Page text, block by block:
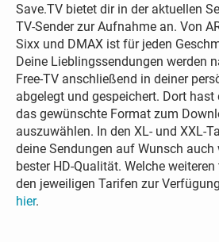
Save.TV bietet dir in der aktuellen
TV-Sender zur Aufnahme an. Von
Sixx und DMAX ist für jeden
Deine Lieblingssendungen werden
Free-TV anschließend in deiner
abgelegt und gespeichert. Dort
das gewünschte Format zum
auszuwählen. In den XL- und XXL-
deine Sendungen auf Wunsch auch
bester HD-Qualität. Welche
den jeweiligen Tarifen zur
hier.